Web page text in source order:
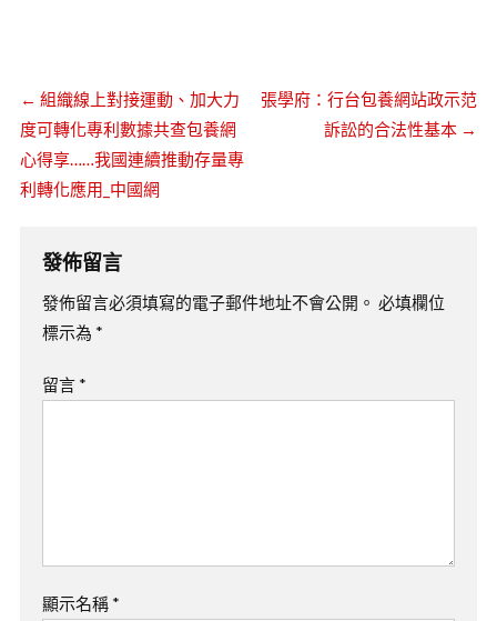
← 組織線上對接運動、加大力
度可轉化專利數據共查包養網
心得享……我國連續推動存量專
利轉化應用_中國網
張學府：行台包養網站政示范
訴訟的合法性基本 →
發佈留言
發佈留言必須填寫的電子郵件地址不會公開。 必填欄位
標示為 *
留言 *
顯示名稱 *